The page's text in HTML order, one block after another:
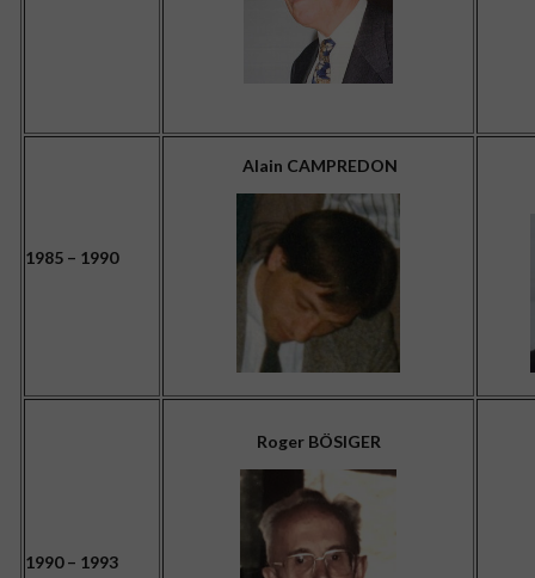
1985 – 1990
Alain CAMPREDON
1990 – 1993
Roger BÖSIGER